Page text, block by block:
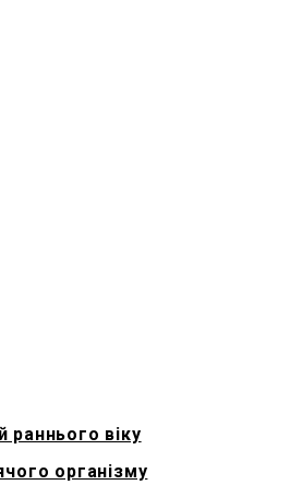
раннього віку
організму